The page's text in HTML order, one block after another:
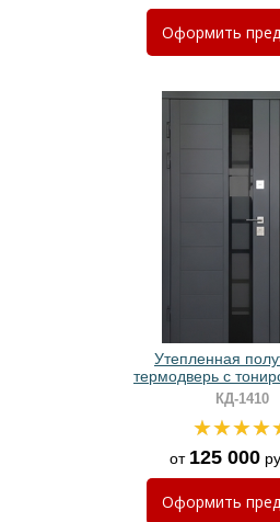
Оформить
Утепленная
термодверь с
стеклами и панелями
КД-1410
от 125 000
Оформить